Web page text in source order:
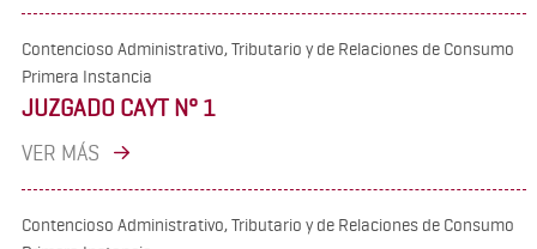
Contencioso Administrativo, Tributario y de Relaciones de Consumo
Primera Instancia
JUZGADO CAYT N° 1
VER MÁS
Contencioso Administrativo, Tributario y de Relaciones de Consumo